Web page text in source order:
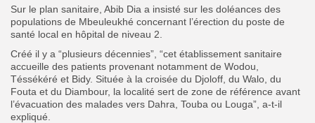
Sur le plan sanitaire, Abib Dia a insisté sur les doléances des
populations de Mbeuleukhé concernant l’érection du poste de
santé local en hôpital de niveau 2.
Créé il y a “plusieurs décennies”, “cet établissement sanitaire
accueille des patients provenant notamment de Wodou,
Téssékéré et Bidy. Située à la croisée du Djoloff, du Walo, du
Fouta et du Diambour, la localité sert de zone de référence avant
l’évacuation des malades vers Dahra, Touba ou Louga”, a-t-il
expliqué.